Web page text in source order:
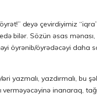
deyə çevirdiyimiz
bilər. Sözün əsas
öyrənib/öyrədəcəyi
yazmalı, yazdırmalı, bu
inanaraq,